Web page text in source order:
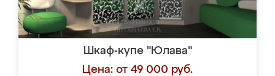
Шкаф-купе "Юлава"
Цена: от 49 000 руб.